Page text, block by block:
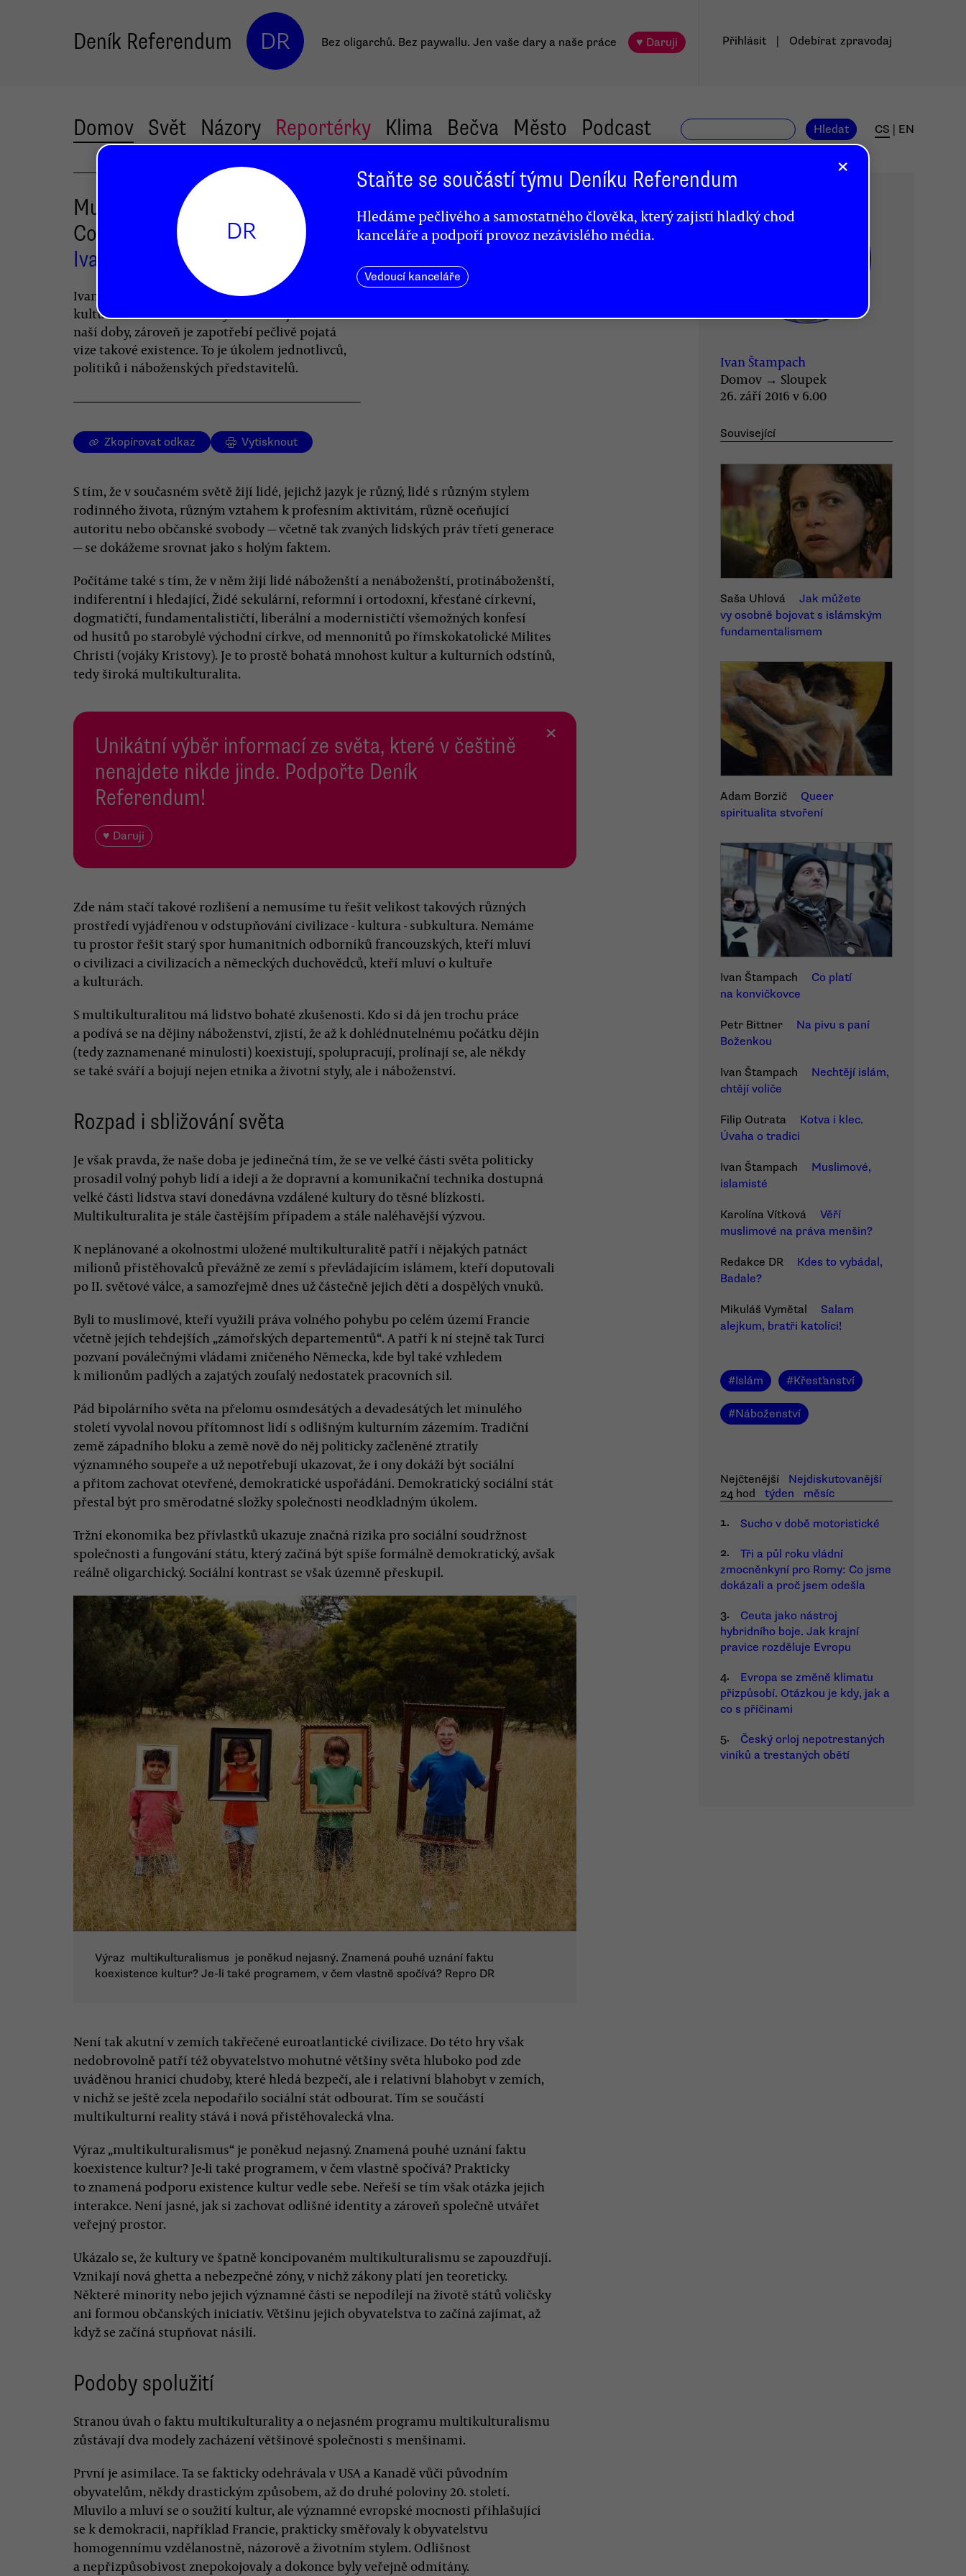
Deník Referendum DR Bez oligarchů. Bez paywallu. Jen vaše dary a naše práce ♥ Daruji Přihlásit Odebírat zpravodaj
Domov Svět Názory Reportérky Klima Bečva Město Podcast Hledat CS EN
Multikulturalismus je mrtev!
Co po něm?
Ivan Štampach
Ivan Štampach popisuje možnosti vztahů mezi
kulturami. Soužití rozličných kultur je faktem
naší doby, zároveň je zapotřebí pečlivě pojatá
vize takové existence. To je úkolem jednotlivců,
politiků i náboženských představitelů.
Zkopírovat odkaz Vytisknout
S tím, že v současném světě žijí lidé, jejichž jazyk je různý, lidé s různým stylem
rodinného života, různým vztahem k profesním aktivitám, různě oceňující
autoritu nebo občanské svobody — včetně tak zvaných lidských práv třetí generace
— se dokážeme srovnat jako s holým faktem.
Počítáme také s tím, že v něm žijí lidé náboženští a nenáboženští, protináboženští,
indiferentní i hledající, Židé sekulární, reformní i ortodoxní, křesťané církevní,
dogmatičtí, fundamentalističtí, liberální a modernističtí všemožných konfesí
od husitů po starobylé východní církve, od mennonitů po římskokatolické Milites
Christi (vojáky Kristovy). Je to prostě bohatá mnohost kultur a kulturních odstínů,
tedy široká multikulturalita.
Unikátní výběr informací ze světa, které v češtině
nenajdete nikde jinde. Podpořte Deník
Referendum!
♥ Daruji
×
Zde nám stačí takové rozlišení a nemusíme tu řešit velikost takových různých
prostředí vyjádřenou v odstupňování civilizace - kultura - subkultura. Nemáme
tu prostor řešit starý spor humanitních odborníků francouzských, kteří mluví
o civilizaci a civilizacích a německých duchovědců, kteří mluví o kultuře
a kulturách.
S multikulturalitou má lidstvo bohaté zkušenosti. Kdo si dá jen trochu práce
a podívá se na dějiny náboženství, zjistí, že až k dohlédnutelnému počátku dějin
(tedy zaznamenané minulosti) koexistují, spolupracují, prolínají se, ale někdy
se také sváří a bojují nejen etnika a životní styly, ale i náboženství.
Rozpad i sbližování světa
Je však pravda, že naše doba je jedinečná tím, že se ve velké části světa politicky
prosadil volný pohyb lidí a idejí a že dopravní a komunikační technika dostupná
velké části lidstva staví donedávna vzdálené kultury do těsné blízkosti.
Multikulturalita je stále častějším případem a stále naléhavější výzvou.
K neplánované a okolnostmi uložené multikulturalitě patří i nějakých patnáct
milionů přistěhovalců převážně ze zemí s převládajícím islámem, kteří doputovali
po II. světové válce, a samozřejmě dnes už částečně jejich dětí a dospělých vnuků.
Byli to muslimové, kteří využili práva volného pohybu po celém území Francie
včetně jejích tehdejších „zámořských departementů“. A patří k ní stejně tak Turci
pozvaní poválečnými vládami zničeného Německa, kde byl také vzhledem
k milionům padlých a zajatých zoufalý nedostatek pracovních sil.
Pád bipolárního světa na přelomu osmdesátých a devadesátých let minulého
století vyvolal novou přítomnost lidí s odlišným kulturním zázemím. Tradiční
země západního bloku a země nově do něj politicky začleněné ztratily
významného soupeře a už nepotřebují ukazovat, že i ony dokáží být sociální
a přitom zachovat otevřené, demokratické uspořádání. Demokratický sociální stát
přestal být pro směrodatné složky společnosti neodkladným úkolem.
Tržní ekonomika bez přívlastků ukazuje značná rizika pro sociální soudržnost
společnosti a fungování státu, který začíná být spíše formálně demokratický, avšak
reálně oligarchický. Sociální kontrast se však územně přeskupil.
Výraz multikulturalismus je poněkud nejasný. Znamená pouhé uznání faktu
koexistence kultur? Je-li také programem, v čem vlastně spočívá? Repro DR
Není tak akutní v zemích takřečené euroatlantické civilizace. Do této hry však
nedobrovolně patří též obyvatelstvo mohutné většiny světa hluboko pod zde
uváděnou hranicí chudoby, které hledá bezpečí, ale i relativní blahobyt v zemích,
v nichž se ještě zcela nepodařilo sociální stát odbourat. Tím se součástí
multikulturní reality stává i nová přistěhovalecká vlna.
Výraz „multikulturalismus“ je poněkud nejasný. Znamená pouhé uznání faktu
koexistence kultur? Je-li také programem, v čem vlastně spočívá? Prakticky
to znamená podporu existence kultur vedle sebe. Neřeší se tím však otázka jejich
interakce. Není jasné, jak si zachovat odlišné identity a zároveň společně utvářet
veřejný prostor.
Ukázalo se, že kultury ve špatně koncipovaném multikulturalismu se zapouzdřují.
Vznikají nová ghetta a nebezpečné zóny, v nichž zákony platí jen teoreticky.
Některé minority nebo jejich významné části se nepodílejí na životě států voličsky
ani formou občanských iniciativ. Většinu jejich obyvatelstva to začíná zajímat, až
když se začíná stupňovat násilí.
Podoby spolužití
Stranou úvah o faktu multikulturality a o nejasném programu multikulturalismu
zůstávají dva modely zacházení většinové společnosti s menšinami.
První je asimilace. Ta se fakticky odehrávala v USA a Kanadě vůči původním
obyvatelům, někdy drastickým způsobem, až do druhé poloviny 20. století.
Mluvilo a mluví se o soužití kultur, ale významné evropské mocnosti přihlašující
se k demokracii, například Francie, prakticky směřovaly k obyvatelstvu
homogennímu vzdělanostně, názorově a životním stylem. Odlišnost
a nepřizpůsobivost znepokojovaly a dokonce byly veřejně odmítány.
Ivan Štampach
Domov → Sloupek
26. září 2016 v 6.00
Související
Saša Uhlová
Jak můžete
vy osobně bojovat s islámským
fundamentalismem
Adam Borzič
Queer
spiritualita stvoření
Ivan Štampach
Co platí
na konvičkovce
Petr Bittner
Na pivu s paní
Boženkou
Ivan Štampach
Nechtějí islám,
chtějí voliče
Filip Outrata
Kotva i klec.
Úvaha o tradici
Ivan Štampach
Muslimové,
islamisté
Karolína Vítková
Věří
muslimové na práva menšin?
Redakce DR
Kdes to vybádal,
Badale?
Mikuláš Vymětal
Salam
alejkum, bratři katolíci!
#Islám #Křesťanství
#Náboženství
Nejčtenější
Nejdiskutovanější
24 hod
týden
měsíc
1.
Sucho v době motoristické
2.
Tři a půl roku vládní
zmocněnkyní pro Romy: Co jsme
dokázali a proč jsem odešla
3.
Ceuta jako nástroj
hybridního boje. Jak krajní
pravice rozděluje Evropu
4.
Evropa se změně klimatu
přizpůsobí. Otázkou je kdy, jak a
co s příčinami
5.
Český orloj nepotrestaných
viníků a trestaných obětí
×
DR
Staňte se součástí týmu Deníku Referendum
Hledáme pečlivého a samostatného člověka, který zajistí hladký chod
kanceláře a podpoří provoz nezávislého média.
Vedoucí kanceláře